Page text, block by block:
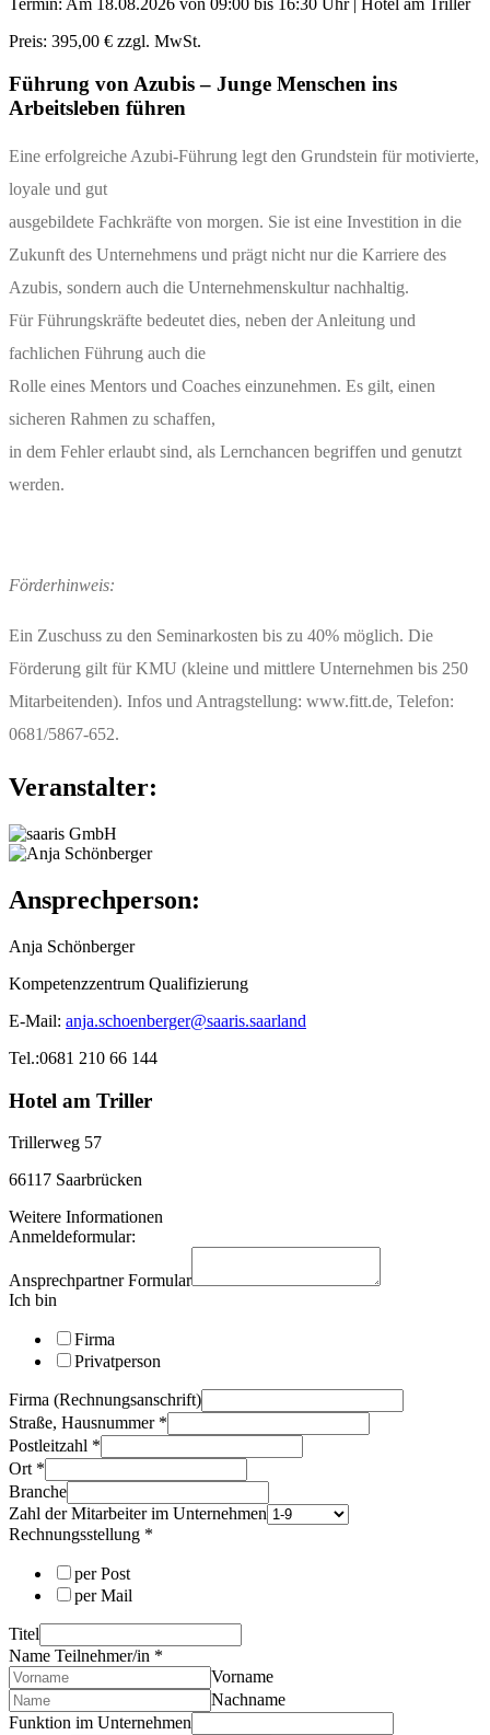
Preis: 395,00 € zzgl. MwSt.
Führung von Azubis – Junge Menschen ins
Arbeitsleben führen
Eine erfolgreiche Azubi-Führung legt den Grundstein für motivierte,
loyale und gut
ausgebildete Fachkräfte von morgen. Sie ist eine Investition in die
Zukunft des Unternehmens und prägt nicht nur die Karriere des
Azubis, sondern auch die Unternehmenskultur nachhaltig.
Für Führungskräfte bedeutet dies, neben der Anleitung und
fachlichen Führung auch die
Rolle eines Mentors und Coaches einzunehmen. Es gilt, einen
sicheren Rahmen zu schaffen,
in dem Fehler erlaubt sind, als Lernchancen begriffen und genutzt
werden.
Förderhinweis:
Ein Zuschuss zu den Seminarkosten bis zu 40% möglich. Die
Förderung gilt für KMU (kleine und mittlere Unternehmen bis 250
Mitarbeitenden). Infos und Antragstellung: www.fitt.de, Telefon:
0681/5867-652.
Veranstalter:
Ansprechperson:
Anja Schönberger
Kompetenzzentrum Qualifizierung
E-Mail: anja.schoenberger@saaris.saarland
Tel.:0681 210 66 144
Hotel am Triller
Trillerweg 57
66117 Saarbrücken
Weitere Informationen
Anmeldeformular:
Ansprechpartner Formular
Ich bin
Firma
Privatperson
Firma (Rechnungsanschrift)
Straße, Hausnummer *
Postleitzahl *
Ort *
Branche
Zahl der Mitarbeiter im Unternehmen
Rechnungsstellung *
per Post
per Mail
Titel
Name Teilnehmer/in *
Vorname
Nachname
Funktion im Unternehmen